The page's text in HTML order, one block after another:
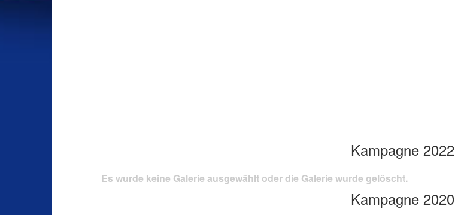
Kampagne 2022
Es wurde keine Galerie ausgewählt oder die Galerie wurde gelöscht.
Kampagne 2020